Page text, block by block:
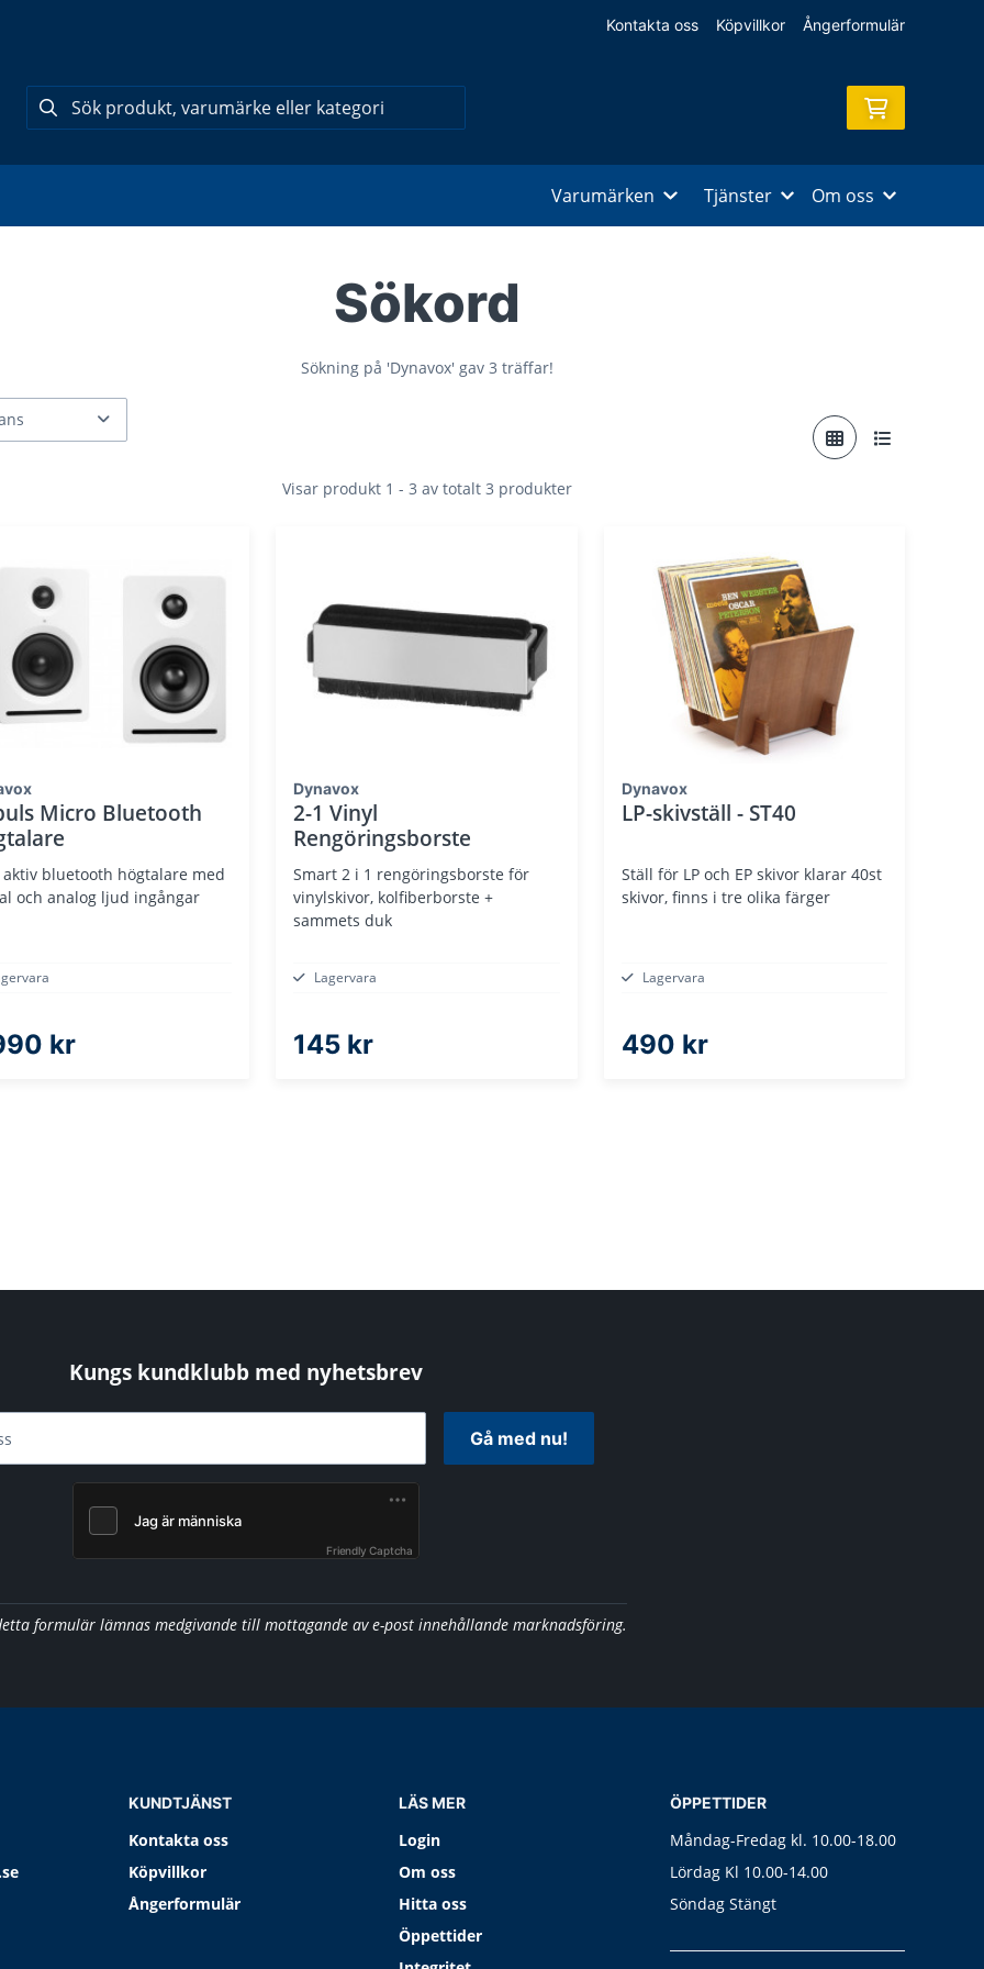
Kontakta oss Köpvillkor Ångerformulär
Varumärken Tjänster Om oss
Sökord
Sökning på 'Dynavox'gav 3 träffar!
Visar produkt 1 - 3 av totalt 3 produkter
Micro Bluetooth
aktiv bluetooth högtalare med
och analog ljud ingångar
kr
Dynavox
2-1 Vinyl
Rengöringsborste
Smart 2 i 1 rengöringsborste för
vinylskivor, kolfiberborste +
sammets duk
Lagervara
145 kr
Dynavox
LP-skivställ - ST40
Ställ för LP och EP skivor klarar 40st
skivor, finns i tre olika färger
Lagervara
490 kr
Kungs kundklubb med nyhetsbrev
Gå med nu!
Friendly Captcha
formulär lämnas medgivande till mottagande av e-post innehållande marknadsföring.
KUNDTJÄNST
Kontakta oss
Köpvillkor
Ångerformulär
LÄS MER
Login
Om oss
Hitta oss
Öppettider
ÖPPETTIDER
Måndag-Fredag kl. 10.00-18.00
Lördag Kl 10.00-14.00
Söndag Stängt